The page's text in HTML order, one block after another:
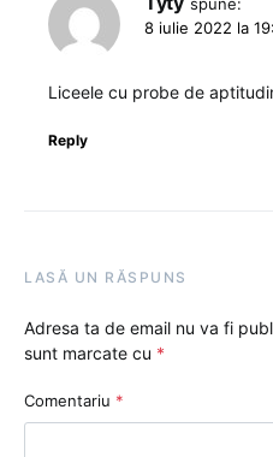
8 iulie 2022 la
Liceele cu probe de
Reply
LASĂ UN RĂSPUNS
Adresa ta de email nu va fi
sunt marcate cu *
Comentariu *